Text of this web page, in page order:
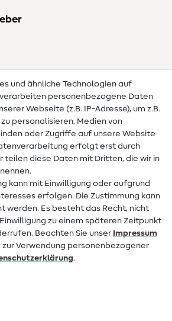
und ähnliche Technologien auf
personenbezogene Daten
Webseite (z.B. IP-Adresse), um z.B.
personalisieren, Medien von
oder Zugriffe auf unsere Website
erfolgt erst durch
teilen diese Daten mit Dritten, die wir in
kann mit Einwilligung oder aufgrund
erfolgen. Die Zustimmung kann
werden. Es besteht das Recht, nicht
zu einem späteren Zeitpunkt
Beachten Sie unser Impressum
zur Verwendung personenbezogener
.